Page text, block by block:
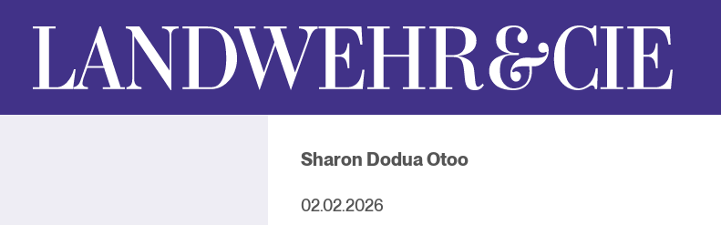
Sharon Dodua Otoo
02.02.2026